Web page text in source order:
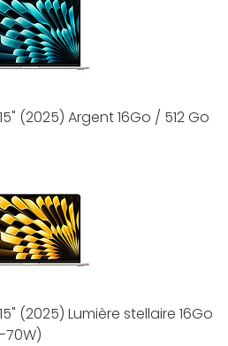
(2025) Argent 16Go / 512 Go
(2025) Lumière stellaire 16Go
70W)